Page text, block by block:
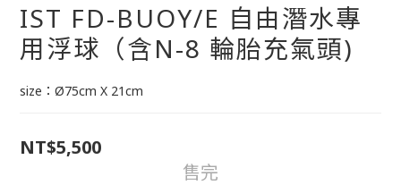
IST FD-BUOY/E 自由潛水專
用浮球（含N-8 輪胎充氣頭)
size：Ø75cm X 21cm
NT$5,500
售完